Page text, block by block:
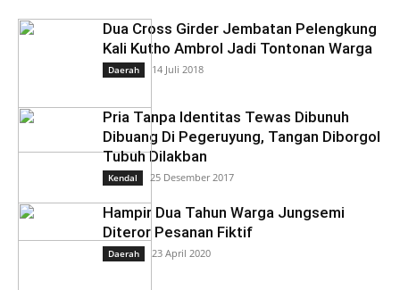
Dua Cross Girder Jembatan Pelengkung
Kali Kutho Ambrol Jadi Tontonan Warga
Daerah 14 Juli 2018
Pria Tanpa Identitas Tewas Dibunuh
Dibuang Di Pegeruyung, Tangan Diborgol
Tubuh Dilakban
Kendal 25 Desember 2017
Hampir Dua Tahun Warga Jungsemi
Diteror Pesanan Fiktif
Daerah 23 April 2020